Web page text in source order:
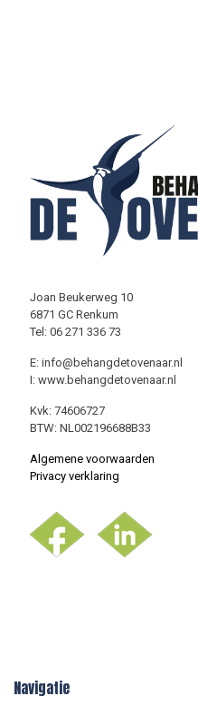
Joan Beukerweg 10
6871 GC Renkum
Tel: 06 271 336 73
E: info@behangdetovenaar.nl
I: www.behangdetovenaar.nl
Kvk: 74606727
BTW: NL002196688B33
Algemene voorwaarden
Privacy verklaring
Navigatie